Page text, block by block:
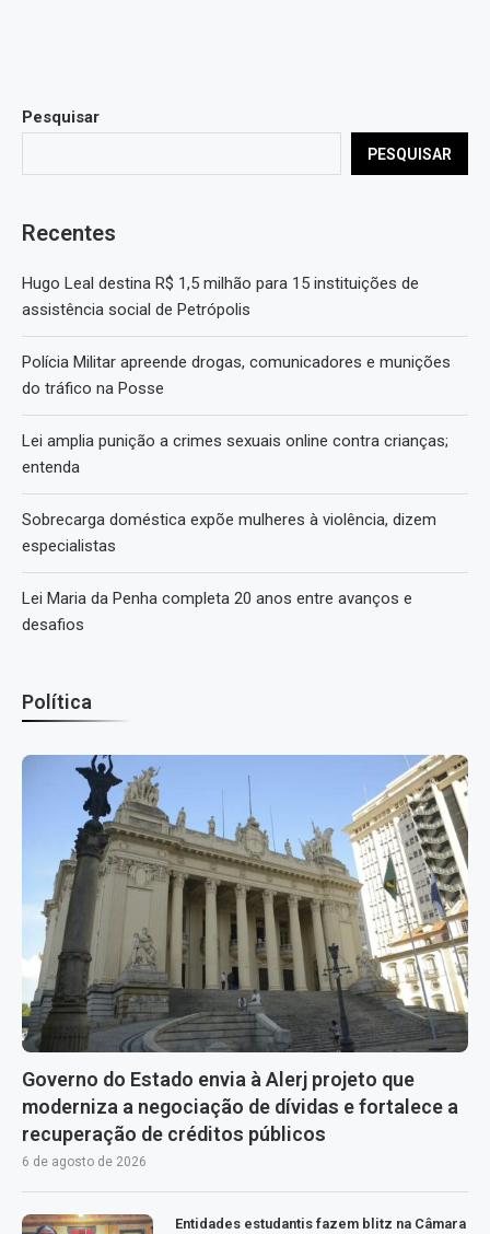
Pesquisar
PESQUISAR
Recentes
Hugo Leal destina R$ 1,5 milhão para 15 instituições de
assistência social de Petrópolis
Polícia Militar apreende drogas, comunicadores e munições
do tráfico na Posse
Lei amplia punição a crimes sexuais online contra crianças;
entenda
Sobrecarga doméstica expõe mulheres à violência, dizem
especialistas
Lei Maria da Penha completa 20 anos entre avanços e
desafios
Política
Governo do Estado envia à Alerj projeto que
moderniza a negociação de dívidas e fortalece a
recuperação de créditos públicos
6 de agosto de 2026
Entidades estudantis fazem blitz na Câmara